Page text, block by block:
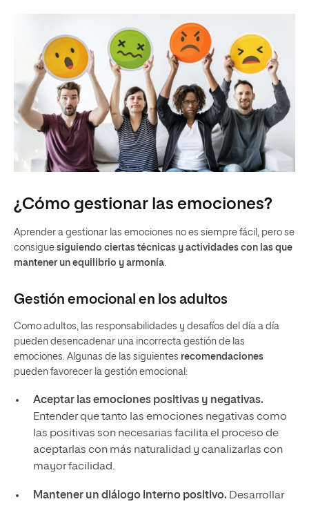
¿Cómo gestionar las emociones?
Aprender a gestionar las emociones no es siempre fácil, pero se
consigue siguiendo ciertas técnicas y actividades con las que
mantener un equilibrio y armonía.
Gestión emocional en los adultos
Como adultos, las responsabilidades y desafíos del día a día
pueden desencadenar una incorrecta gestión de las
emociones. Algunas de las siguientes recomendaciones
pueden favorecer la gestión emocional:
Aceptar las emociones positivas y negativas.
Entender que tanto las emociones negativas como
las positivas son necesarias facilita el proceso de
aceptarlas con más naturalidad y canalizarlas con
mayor facilidad.
Mantener un diálogo interno positivo. Desarrollar